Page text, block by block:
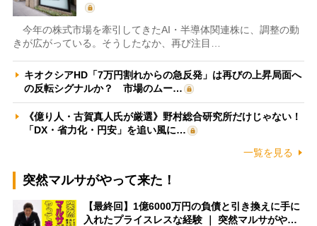
今年の株式市場を牽引してきたAI・半導体関連株に、調整の動
きが広がっている。そうしたなか、再び注目…
キオクシアHD「7万円割れからの急反発」は再びの上昇局面へ
の反転シグナルか？ 市場のムー…
《億り人・古賀真人氏が厳選》野村総合研究所だけじゃない！
「DX・省力化・円安」を追い風に…
一覧を見る
突然マルサがやって来た！
【最終回】1億6000万円の負債と引き換えに手に
入れたプライスレスな経験 ｜ 突然マルサがや…